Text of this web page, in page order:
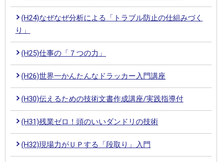
(H24)なぜなぜ分析による「トラブル防止の仕組みづく
り」
(H25)仕事の「７つの力」
(H26)世界一かんたんなドラッカー入門講座
(H30)伝えるための技術文書作成講座/実践指導付
(H31)残業ゼロ！頭のいいダンドリの技術
(H32)現場力がＵＰする「段取り」入門